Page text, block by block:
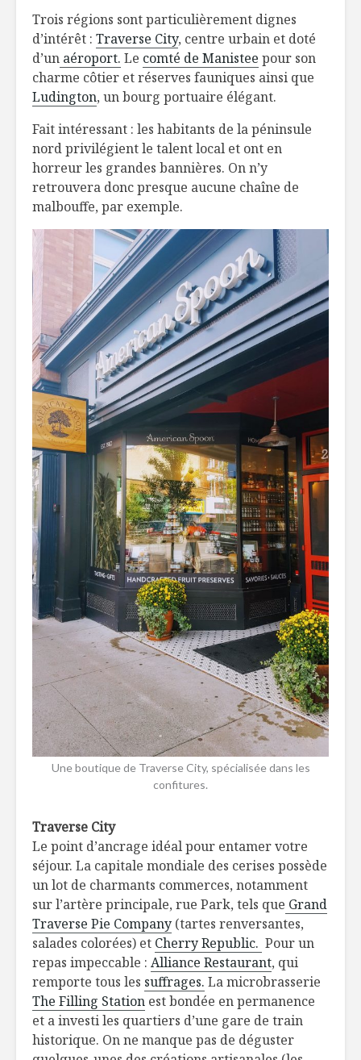
Trois régions sont particulièrement dignes
d’intérêt : Traverse City, centre urbain et doté
d’un aéroport. Le comté de Manistee pour son
charme côtier et réserves fauniques ainsi que
Ludington, un bourg portuaire élégant.
Fait intéressant : les habitants de la péninsule
nord privilégient le talent local et ont en
horreur les grandes bannières. On n’y
retrouvera donc presque aucune chaîne de
malbouffe, par exemple.
Une boutique de Traverse City, spécialisée dans les
confitures.
Traverse City
Le point d’ancrage idéal pour entamer votre
séjour. La capitale mondiale des cerises possède
un lot de charmants commerces, notamment
sur l’artère principale, rue Park, tels que Grand
Traverse Pie Company (tartes renversantes,
salades colorées) et Cherry Republic. Pour un
repas impeccable : Alliance Restaurant, qui
remporte tous les suffrages. La microbrasserie
The Filling Station est bondée en permanence
et a investi les quartiers d’une gare de train
historique. On ne manque pas de déguster